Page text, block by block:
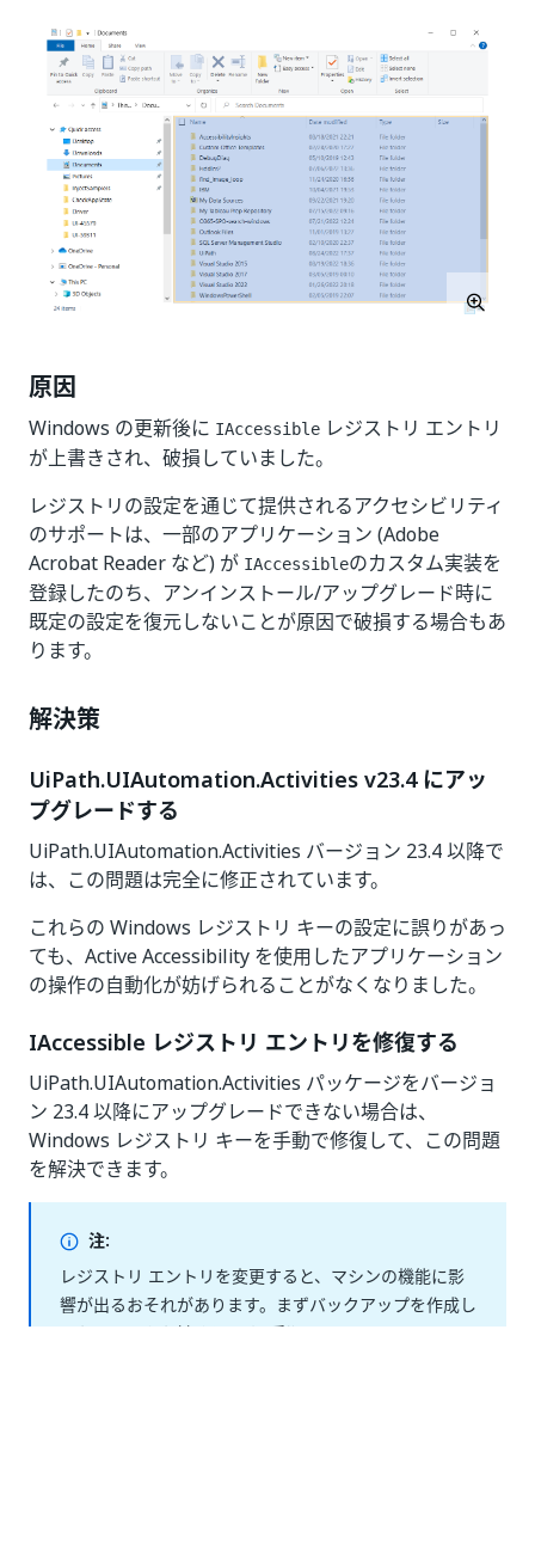
原因
Windows の更新後に IAccessible レジストリ エントリ
が上書きされ、破損していました。
レジストリの設定を通じて提供されるアクセシビリティ
のサポートは、一部のアプリケーション (Adobe
Acrobat Reader など) が IAccessibleのカスタム実装を
登録したのち、アンインストール/アップグレード時に
既定の設定を復元しないことが原因で破損する場合もあ
ります。
解決策
UiPath.UIAutomation.Activities v23.4 にアッ
プグレードする
UiPath.UIAutomation.Activities バージョン 23.4 以降で
は、この問題は完全に修正されています。
これらの Windows レジストリ キーの設定に誤りがあっ
ても、Active Accessibility を使用したアプリケーション
の操作の自動化が妨げられることがなくなりました。
IAccessible レジストリ エントリを修復する
UiPath.UIAutomation.Activities パッケージをバージョ
ン 23.4 以降にアップグレードできない場合は、
Windows レジストリ キーを手動で修復して、この問題
を解決できます。
注:
レジストリ エントリを変更すると、マシンの機能に影
響が出るおそれがあります。まずバックアップを作成し
ておくことをお勧めします (手順についてはこのページ